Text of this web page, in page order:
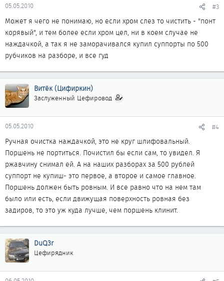
05.05.2010 #3
Может я чего не понимаю, но если хром слез то чистить - "понт
корявый", и тем более если хром цел, ни в коем случае не
наждачкой, а так я не заморачивался купил суппорты по 500
рубчиков на разборе, и все гуд
Витёк (Цифиркин)
Заслуженный Цефировод
05.05.2010 #4
Ручная очистка наждачкой, это не круг шлифовальный.
Поршень не портиться. Почистил бы если сам, то увидел. Я
ржавчину снимал ей. А на наших разборах за 500 рублей
суппорт не купиш- это первое, а второе и самое главное.
Поршень должен быть ровным. И все равно что на нем там
было или есть, если движущая поверхность ровная без
задиров, то это уж куда лучше, чем поршень клинит.
DuQ3r
Цефирядник